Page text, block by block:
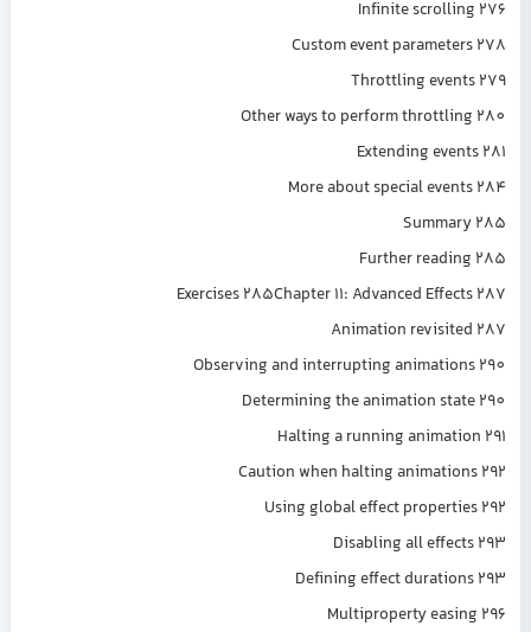
Infinite
Custom event
Throttling
Other ways to perform
Extending
More about special
Further
Exercises 285Chapter 11: Advanced
Animation
Observing and interrupting
Determining the animation
Halting a running
Caution when halting
Using global effect
Disabling all
Defining effect
Multiproperty